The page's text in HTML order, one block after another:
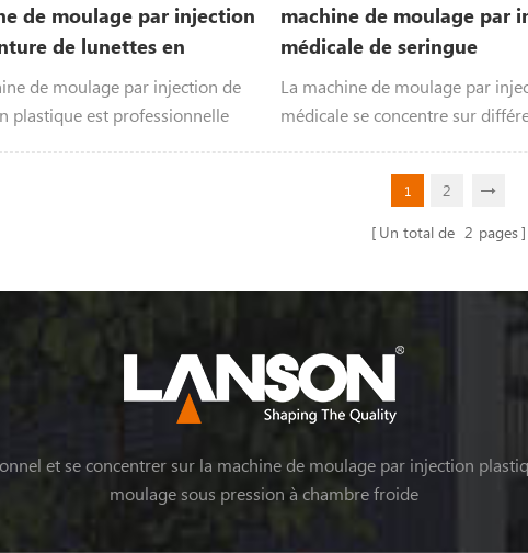
de moulage par injection
de lunettes en
de moulage par injection de
plastique est professionnelle
machine de moulage par
médicale de seringue
La machine de moulage par
médicale se concentre sur
1
2
Un total de 2 pages
et se concentrer sur la machine de moulage par injection
moulage sous pression à chambre froide